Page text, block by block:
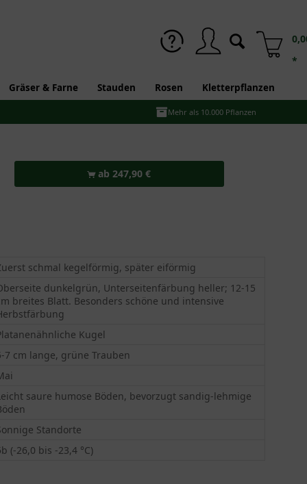
*
Gräser & Farne Stauden Rosen Kletterpflanzen
Mehr als 10.000 Pflanzen
ab 247,90 €
schmal kegelförmig, später eiförmig
dunkelgrün, Unterseitenfärbung heller; 12-15
breites Blatt. Besonders schöne und intensive
Kugel
7 cm lange, grüne Trauben
saure humose Böden, bevorzugt sandig-lehmige
Standorte
(-26,0 bis -23,4 °C)